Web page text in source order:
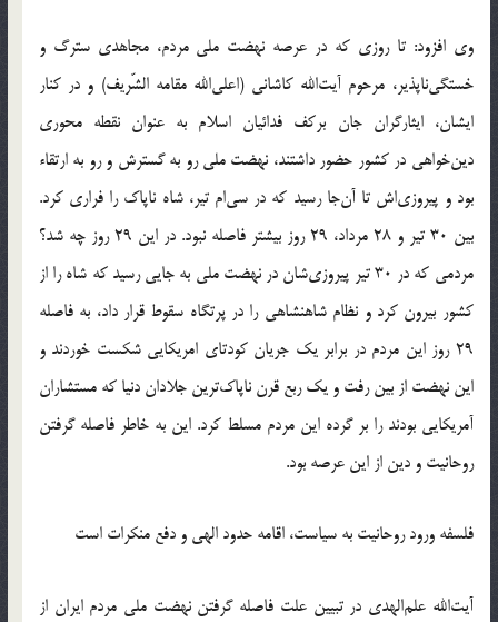
وی افزود: تا روزی که در عرصه نهضت ملی مردم، مجاهدی سترگ و
خستگی‌ناپذیر، مرحوم آیت‌الله کاشانی (اعلی‌الله مقامه الشّریف) و در کنار
ایشان، ایثارگران جان برکف فدائیان اسلام به عنوان نقطه محوری
دین‌خواهی در کشور حضور داشتند، نهضت ملی رو به گسترش و رو به ارتقاء
بود و پیروزی‌اش تا آن‌جا رسید که در سی‌ام تیر، شاه ناپاک را فراری کرد.
بین 30 تیر و 28 مرداد، 29 روز بیشتر فاصله نبود. در این 29 روز چه شد؟
مردمی که در 30 تیر پیروزی‌شان در نهضت ملی به جایی رسید که شاه را از
کشور بیرون کرد و نظام شاهنشاهی را در پرتگاه سقوط قرار داد، به فاصله
29 روز این مردم در برابر یک جریان کودتای امریکایی شکست خوردند و
این نهضت از بین رفت و یک ربع قرن ناپاک‌ترین جلادان دنیا که مستشاران
آمریکایی بودند را بر گرده این مردم مسلط کرد. این به خاطر فاصله گرفتن
روحانیت و دین از این عرصه بود.
فلسفه ورود روحانیت به سیاست، اقامه حدود الهی و دفع منکرات است
آیت‌الله علم‌الهدی در تبیین علت فاصله گرفتن نهضت ملی مردم ایران از